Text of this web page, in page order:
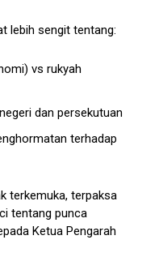
lebih sengit tentang:
vs rukyah
dan persekutuan
terhadap
terkemuka, terpaksa
tentang punca
Ketua Pengarah